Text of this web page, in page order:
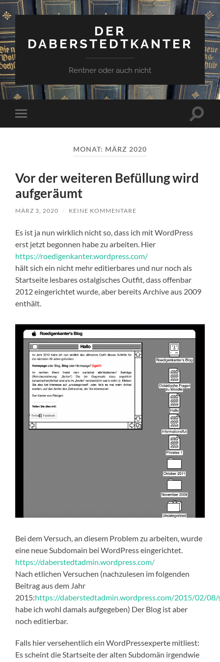
DER
DABERSTEDTKANTER
Rentner oder auch nicht
Mobile-
Menü
MONAT: MÄRZ 2020
Vor der weiteren Befüllung wird
aufgeräumt
MÄRZ 3, 2020 / KEINE KOMMENTARE
Es ist ja nun wirklich nicht so, dass ich mit WordPress
erst jetzt begonnen habe zu arbeiten. Hier
https://roedigenkanter.wordpress.com/
hält sich ein nicht mehr editierbares und nur noch als
Startseite lesbares ostalgisches Outfit, dass offenbar
2012 eingerichtet wurde, aber bereits Archive aus 2009
enthält.
Bei dem Versuch, an diesem Problem zu arbeiten, wurde
eine neue Subdomain bei WordPress eingerichtet.
https://daberstedtadmin.wordpress.com/
Nach etlichen Versuchen (nachzulesen im folgenden
Beitrag aus dem Jahr
2015:https://daberstedtadmin.wordpress.com/2015/02/08/
habe ich wohl damals aufgegeben) Der Blog ist aber
noch editierbar.
Falls hier versehentlich ein WordPressexperte mitliest:
Es scheint die Startseite der alten Subdomän irgendwie